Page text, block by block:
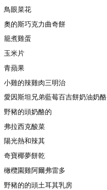
鳥眼菜花
奧的斯巧克力曲奇餅
籠煮雞蛋
玉米片
青蘋果
小雞的辣雞肉三明治
愛因斯坦兄弟藍莓百吉餅奶油奶酪
野豬的頭奶酪的
弗拉西克酸菜
陽光熱和辣其
奇寶椰夢餅乾
橄欖園雞阿爾弗雷多
野豬的的頭土耳其乳房